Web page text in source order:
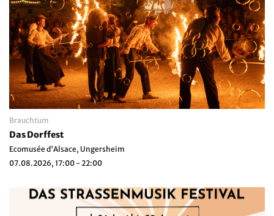
Brauchtum
Das Dorffest
Ecomusée d'Alsace, Ungersheim
07.08.2026, 17:00 - 22:00